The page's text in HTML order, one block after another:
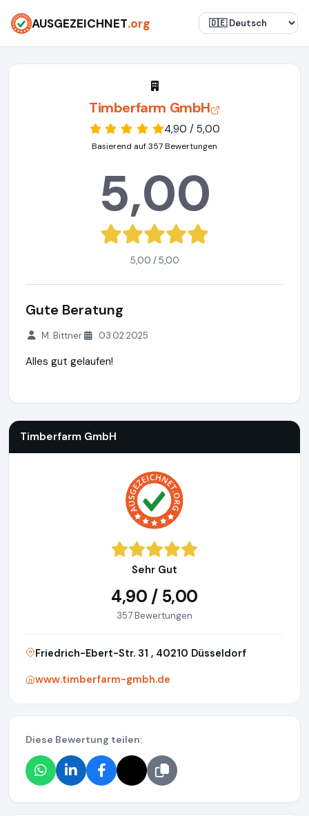
AUSGEZEICHNET.org
Timberfarm GmbH
4,90 / 5,00
Basierend auf 357 Bewertungen
5,00
5,00 / 5,00
Gute Beratung
M. Bittner 03.02.2025
Alles gut gelaufen!
Timberfarm GmbH
Sehr Gut
4,90 / 5,00
357 Bewertungen
Friedrich-Ebert-Str. 31 , 40210 Düsseldorf
www.timberfarm-gmbh.de
Diese Bewertung teilen: